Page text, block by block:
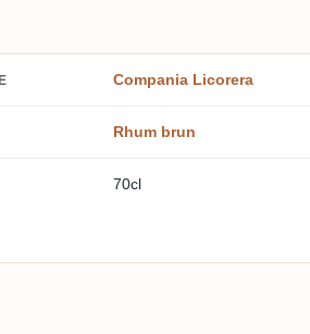
Compania Licorera
Rhum brun
70cl